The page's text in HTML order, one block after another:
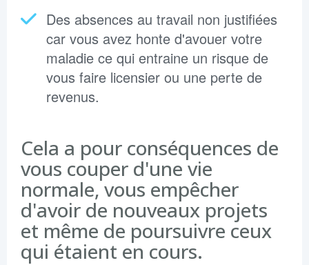
Des absences au travail non justifiées
car vous avez honte d'avouer votre
maladie ce qui entraine un risque de
vous faire licensier ou une perte de
revenus.
Cela a pour conséquences de
vous couper d'une vie
normale, vous empêcher
d'avoir de nouveaux projets
et même de poursuivre ceux
qui étaient en cours.